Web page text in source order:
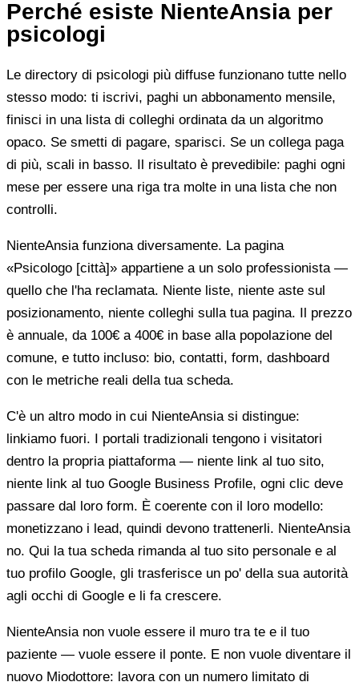
Perché esiste NienteAnsia per
psicologi
Le directory di psicologi più diffuse funzionano tutte nello
stesso modo: ti iscrivi, paghi un abbonamento mensile,
finisci in una lista di colleghi ordinata da un algoritmo
opaco. Se smetti di pagare, sparisci. Se un collega paga
di più, scali in basso. Il risultato è prevedibile: paghi ogni
mese per essere una riga tra molte in una lista che non
controlli.
NienteAnsia funziona diversamente. La pagina
«Psicologo [città]» appartiene a un solo professionista —
quello che l'ha reclamata. Niente liste, niente aste sul
posizionamento, niente colleghi sulla tua pagina. Il prezzo
è annuale, da 100€ a 400€ in base alla popolazione del
comune, e tutto incluso: bio, contatti, form, dashboard
con le metriche reali della tua scheda.
C'è un altro modo in cui NienteAnsia si distingue:
linkiamo fuori. I portali tradizionali tengono i visitatori
dentro la propria piattaforma — niente link al tuo sito,
niente link al tuo Google Business Profile, ogni clic deve
passare dal loro form. È coerente con il loro modello:
monetizzano i lead, quindi devono trattenerli. NienteAnsia
no. Qui la tua scheda rimanda al tuo sito personale e al
tuo profilo Google, gli trasferisce un po' della sua autorità
agli occhi di Google e li fa crescere.
NienteAnsia non vuole essere il muro tra te e il tuo
paziente — vuole essere il ponte. E non vuole diventare il
nuovo Miodottore: lavora con un numero limitato di